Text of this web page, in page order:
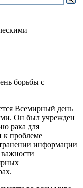
Всемирный день
Он был учрежден
рака для
к проблеме
информации